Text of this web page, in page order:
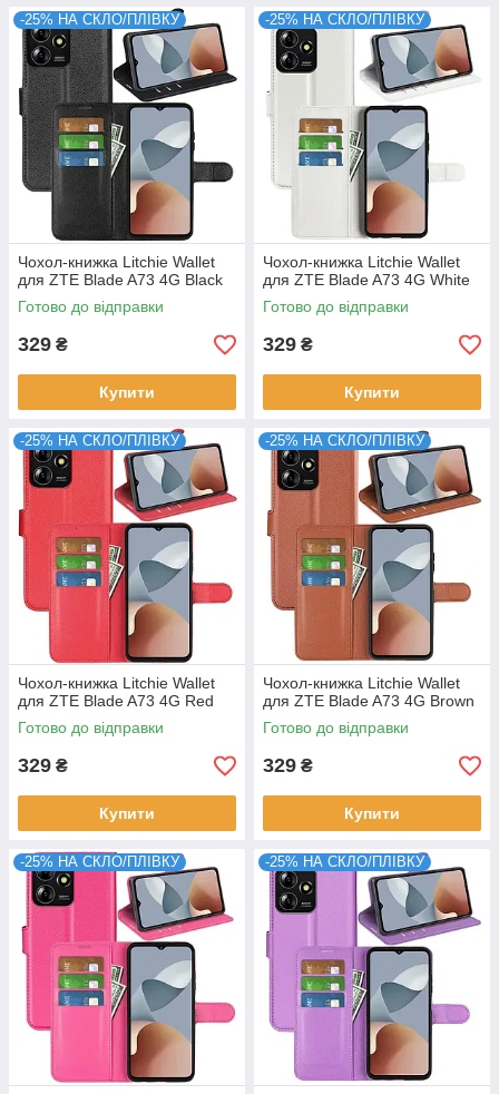
-25% НА СКЛО/ПЛІВКУ
Чохол-книжка Litchie Wallet
для ZTE Blade A73 4G Black
Готово до відправки
329 ₴
Купити
-25% НА СКЛО/ПЛІВКУ
Чохол-книжка Litchie Wallet
для ZTE Blade A73 4G White
Готово до відправки
329 ₴
Купити
-25% НА СКЛО/ПЛІВКУ
Чохол-книжка Litchie Wallet
для ZTE Blade A73 4G Red
Готово до відправки
329 ₴
Купити
-25% НА СКЛО/ПЛІВКУ
Чохол-книжка Litchie Wallet
для ZTE Blade A73 4G Brown
Готово до відправки
329 ₴
Купити
-25% НА СКЛО/ПЛІВКУ -25% НА СКЛО/ПЛІВКУ